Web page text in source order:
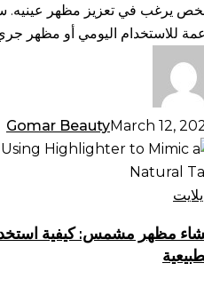
يرغب في تعزيز مظهر عينيه.
للاستخدام اليومي أو مظهر
Gomar BeautyMarch 12,
مظهر مشمس: كيفية